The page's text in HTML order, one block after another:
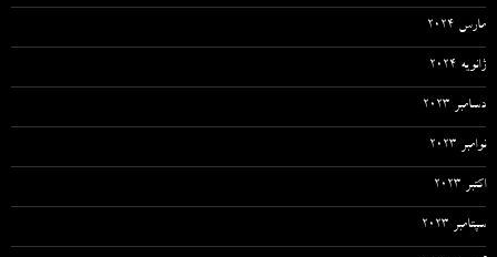
مارس 2024
ژانویه 2024
دسامبر 2023
نوامبر 2023
اکتبر 2023
سپتامبر 2023